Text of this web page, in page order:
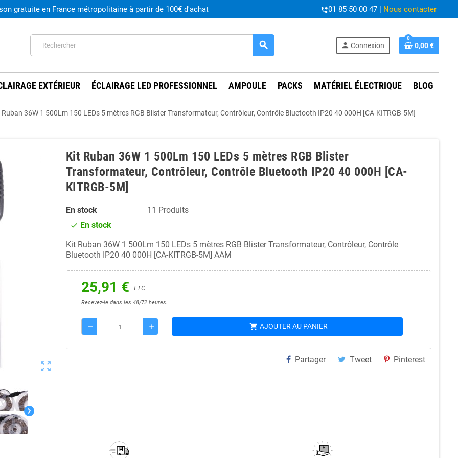
gratuite en France métropolitaine à partir de 100€ d'achat phone_forwarded01 85 50 00 47 | Nous contacter
search person Connexion
0
0,00 €
EXTÉRIEUR ÉCLAIRAGE LED PROFESSIONNEL AMPOULE PACKS MATÉRIEL ÉLECTRIQUE BLOG
Ruban 36W 1 500Lm 150 LEDs 5 mètres RGB Blister Transformateur, Contrôleur, Contrôle Bluetooth IP20 40 000H [CA-KITRGB-5M]
zoom_out_map
chevron_right
Kit Ruban 36W 1 500Lm 150 LEDs 5 mètres RGB Blister
Transformateur, Contrôleur, Contrôle Bluetooth IP20 40 000H [CA-
KITRGB-5M]
En stock 11 Produits
check En stock
Kit Ruban 36W 1 500Lm 150 LEDs 5 mètres RGB Blister Transformateur, Contrôleur, Contrôle
Bluetooth IP20 40 000H [CA-KITRGB-5M] AAM
25,91 € TTC
Recevez-le dans les 48/72 heures.
remove add shopping_cart AJOUTER AU PANIER
Partager Tweet Pinterest